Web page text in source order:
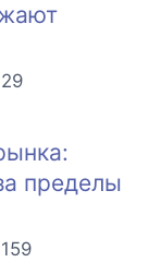
29
пределы
159